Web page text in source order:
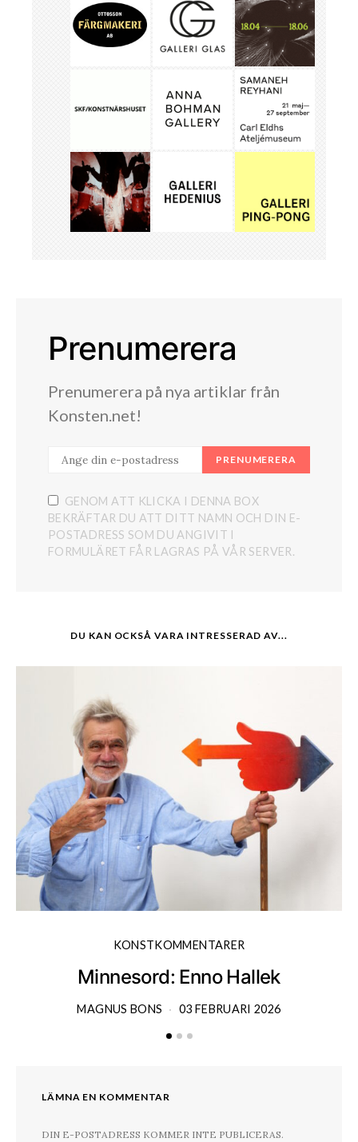
Prenumerera
Prenumerera på nya artiklar från
Konsten.net!
PRENUMERERA
GENOM ATT KLICKA I DENNA BOX
BEKRÄFTAR DU ATT DITT NAMN OCH DIN E-
POSTADRESS SOM DU ANGIVIT I
FORMULÄRET FÅR LAGRAS PÅ VÅR SERVER.
DU KAN OCKSÅ VARA INTRESSERAD AV...
KONSTKOMMENTARER
Minnesord: Enno Hallek
MAGNUS BONS 03 FEBRUARI 2026
LÄMNA EN KOMMENTAR
DIN E-POSTADRESS KOMMER INTE PUBLICERAS.